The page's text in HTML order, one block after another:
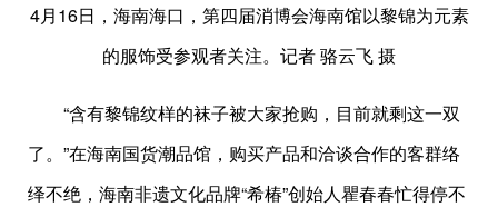
4月16日，海南海口，第四届消博会海南馆以黎锦为元素
的服饰受参观者关注。记者 骆云飞 摄
“含有黎锦纹样的袜子被大家抢购，目前就剩这一双
了。”在海南国货潮品馆，购买产品和洽谈合作的客群络
绎不绝，海南非遗文化品牌“希椿”创始人瞿春春忙得停不